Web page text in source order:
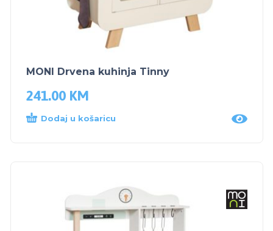
MONI Drvena kuhinja Tinny
241.00 KM
Dodaj u košaricu